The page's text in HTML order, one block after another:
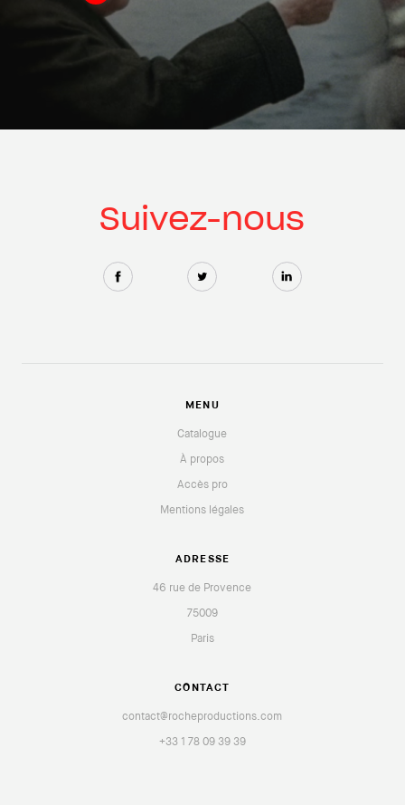
Suivez-nous
MENU
Catalogue
À propos
Accès pro
Mentions légales
ADRESSE
46 rue de Provence
75009
Paris
CONTACT
contact@rocheproductions.com
+33 1 78 09 39 39